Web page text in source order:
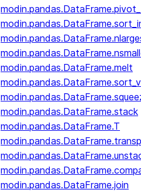
modin.pandas.DataFrame.melt
modin.pandas.DataFrame.stack
modin.pandas.DataFrame.T
modin.pandas.DataFrame.join